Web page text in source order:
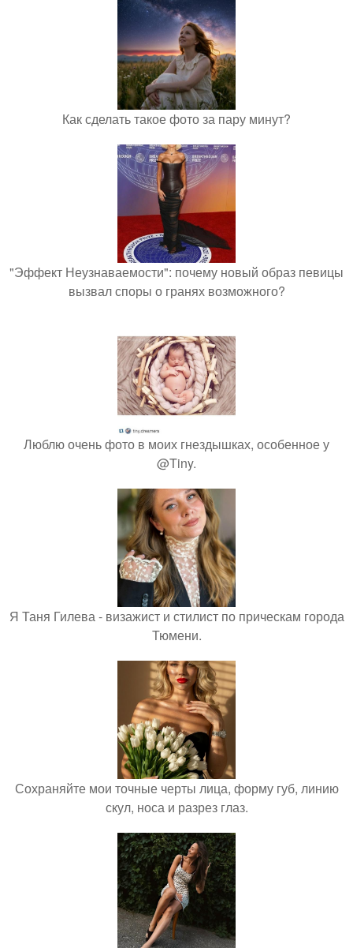
Как сделать такое фото за пару минут?
"Эффект Неузнаваемости": почему новый образ певицы
вызвал споры о гранях возможного?
Люблю очень фото в моих гнездышках, особенное у
@Tiny.
Я Таня Гилева - визажист и стилист по прическам города
Тюмени.
Сохраняйте мои точные черты лица, форму губ, линию
скул, носа и разрез глаз.